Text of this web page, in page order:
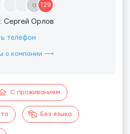
a 129
Сергей Орлов
телефон
о компании ⟶
С проживанием
Без языка